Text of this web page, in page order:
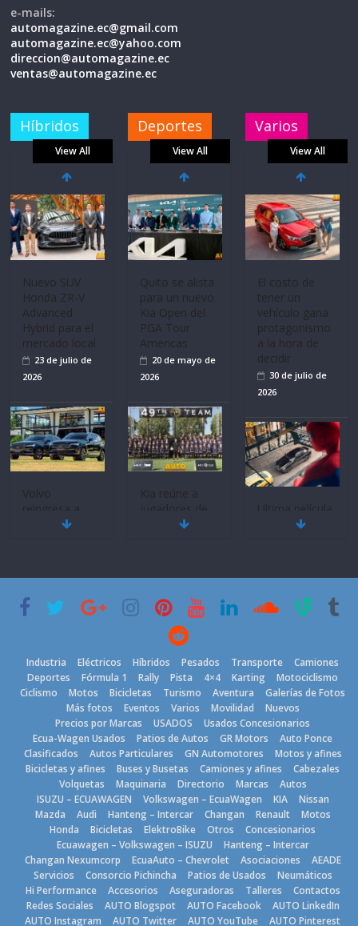
e-mails:
automagazine.ec@gmail.com
automagazine.ec@yahoo.com
direccion@automagazine.ec
ventas@automagazine.ec
Híbridos
View All
Volvo
reingresa a
Ecuador de la
mano de
Inchcape y
lanza dos
PHEV
2026
Mercado
2026
4 de agosto de
BMW, Toyota,
Bosch y
prueban flota
que usa
gasolina 100%
renovable
25 de julio de
2026
Deportes
View All
La FEDAK
recibe 12
Sinotruk
Bolden para
cubrir las rutas
de La Vuelta
31 de julio de
Quito se alista
para un nuevo
2026
Kia reúne a
jugadores de
fútbol de todo
el mundo en
‘Kia OMBC
Cup’
6 de mayo de
2026
Varios
View All
Ultima película
‘Spider‑Man:
Brand New
Day’ pone en
escena a
BMW
29 de julio de
2026
¿Qué puede
pasar con tu
3 de agosto de
La FEDAK
recibe 12
Sinotruk
Bolden para
cubrir las rutas
de La Vuelta
31 de julio de
2026
Industria Eléctricos Híbridos Pesados Transporte
Camiones
Deportes
Fórmula 1 Rally Pista 4×4 Karting
Motociclismo
Ciclismo
Motos Bicicletas Turismo Aventura
Galerías de Fotos
Más fotos
Eventos Varios Movilidad
Nuevos
Precios por Marcas
USADOS
Usados Concesionarios
Ecua-Wagen Usados
Patios de Autos GR Motors
Auto Ponce
Clasificados
Autos Particulares GN Automotores
Motos y afines
Bicicletas y afines
Buses y Busetas Camiones y afines
Cabezales
Volquetas
Maquinaria Directorio Marcas
Autos
ISUZU – ECUAWAGEN
Volkswagen – EcuaWagen KIA
Nissan
Mazda
Audi Hanteng – Intercar Changan Renault
Motos
Honda
Bicicletas ElektroBike Otros
Concesionarios
Ecuawagen – Volkswagen – ISUZU
Hanteng – Intercar
Changan Nexumcorp
EcuaAuto – Chevrolet Asociaciones
AEADE
Servicios
Consorcio Pichincha Patios de Usados
Neumáticos
Hi Performance
Accesorios Aseguradoras Talleres
Contactos
Redes Sociales
AUTO Blogspot AUTO Facebook
AUTO LinkedIn
AUTO Instagram
AUTO Twitter AUTO YouTube AUTO Pinterest